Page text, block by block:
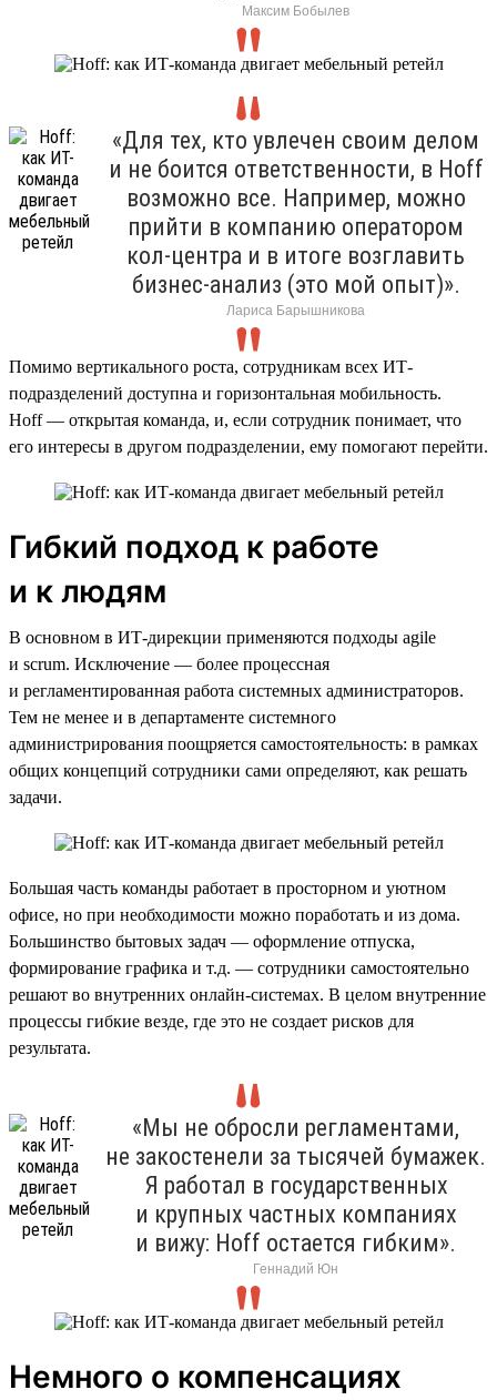
Максим Бобылев
«Для тех, кто увлечен своим делом
и не боится ответственности, в Hoff
возможно все. Например, можно
прийти в компанию оператором
кол-центра и в итоге возглавить
бизнес-анализ (это мой опыт)».
Лариса Барышникова
Помимо вертикального роста, сотрудникам всех ИТ-
подразделений доступна и горизонтальная мобильность.
Hoff — открытая команда, и, если сотрудник понимает, что
его интересы в другом подразделении, ему помогают перейти.
Гибкий подход к работе
и к людям
В основном в ИТ-дирекции применяются подходы agile
и scrum. Исключение — более процессная
и регламентированная работа системных администраторов.
Тем не менее и в департаменте системного
администрирования поощряется самостоятельность: в рамках
общих концепций сотрудники сами определяют, как решать
задачи.
Большая часть команды работает в просторном и уютном
офисе, но при необходимости можно поработать и из дома.
Большинство бытовых задач — оформление отпуска,
формирование графика и т.д. — сотрудники самостоятельно
решают во внутренних онлайн-системах. В целом внутренние
процессы гибкие везде, где это не создает рисков для
результата.
«Мы не обросли регламентами,
не закостенели за тысячей бумажек.
Я работал в государственных
и крупных частных компаниях
и вижу: Hoff остается гибким».
Геннадий Юн
Немного о компенсациях